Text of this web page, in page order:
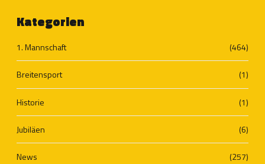
Kategorien
1. Mannschaft (464)
Breitensport (1)
Historie (1)
Jubiläen (6)
News (257)